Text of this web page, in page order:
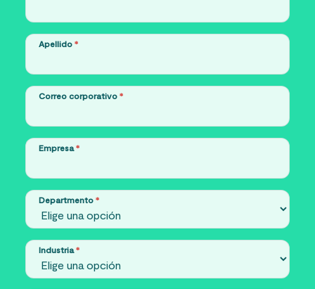
Apellido *
Correo corporativo *
Empresa*
Departmento *
Industria*